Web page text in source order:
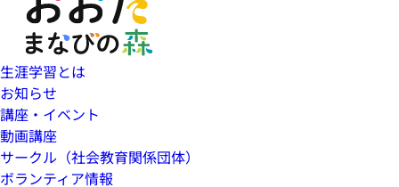
生涯学習とは
お知らせ
講座・イベント
動画講座
サークル（社会教育関係団体）
ボランティア情報